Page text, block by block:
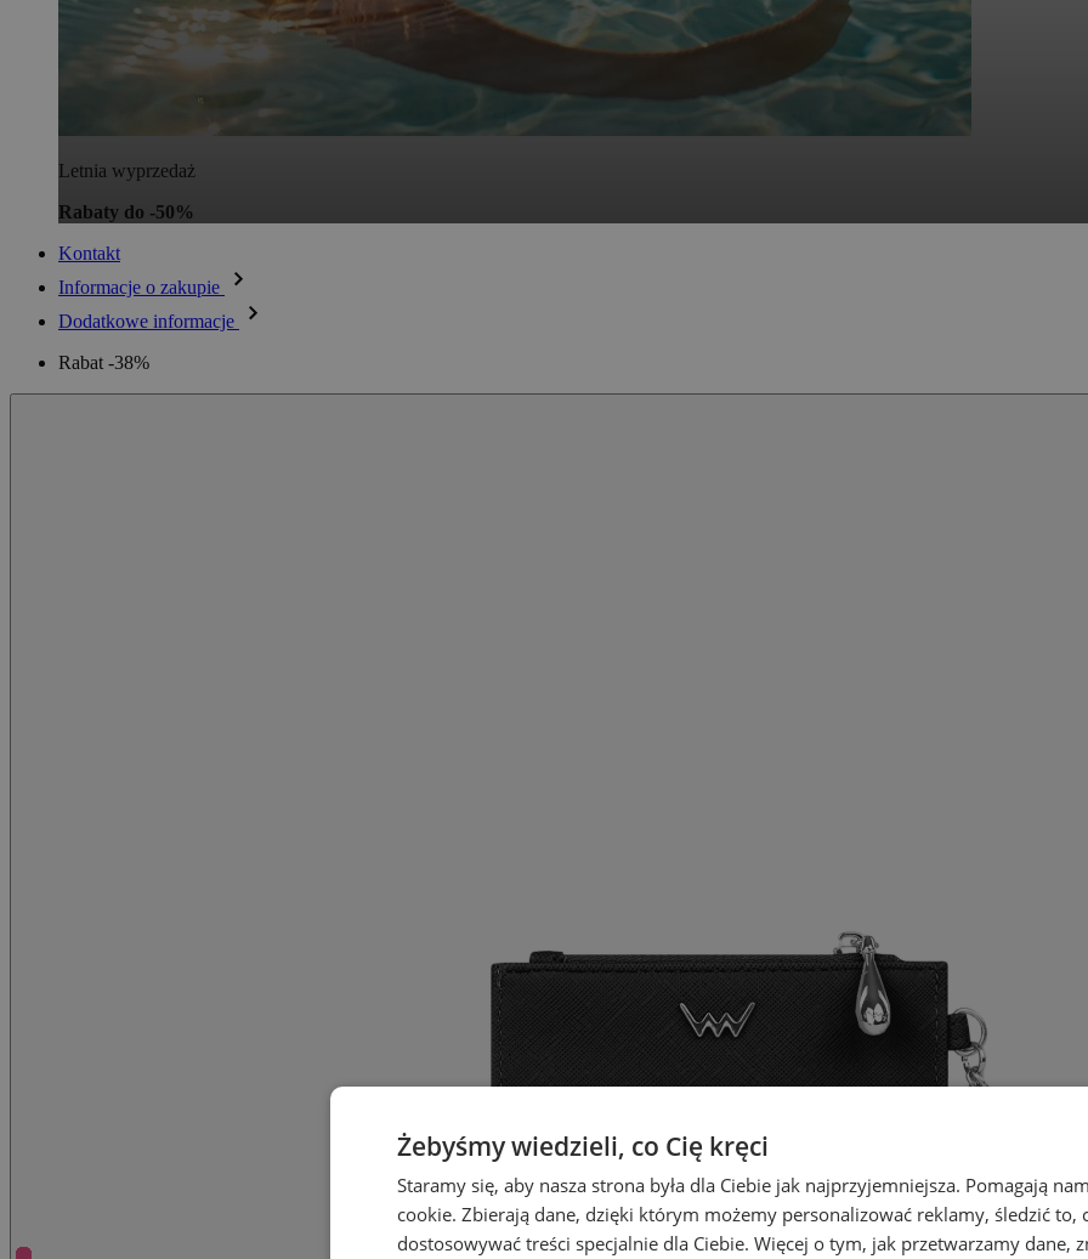
Letnia wyprzedaż
Rabaty do -50%
Kontakt
Informacje o zakupie
Dodatkowe informacje
Rabat -38%
Żebyśmy wiedzieli, co Cię kręci
Staramy się, aby nasza strona była dla Ciebie jak najprzyjemniejsza. Pomagają
cookie. Zbierają dane, dzięki którym możemy personalizować reklamy, śledzić to,
dostosowywać treści specjalnie dla Ciebie. Więcej o tym, jak przetwarzamy dane,